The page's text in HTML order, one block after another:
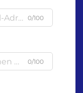
0/100
0/100